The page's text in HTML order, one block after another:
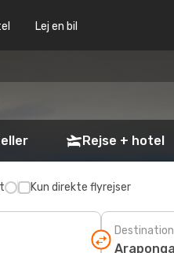
Lej en bil
Rejse + hotel
Kun direkte flyrejser
Destination